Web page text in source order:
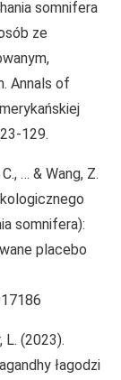
somnifera
ze
Annals of
129.
… & Wang, Z.
somnifera):
placebo
L. (2023).
łagodzi